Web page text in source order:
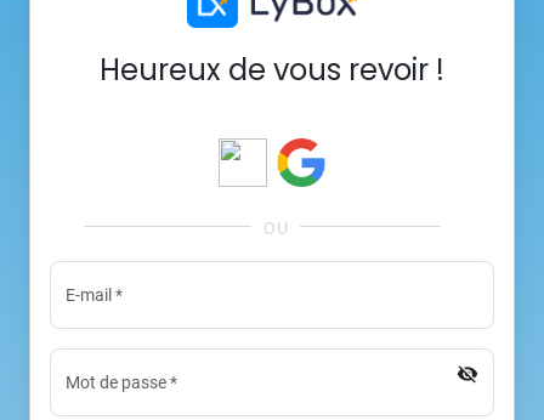
Heureux de vous revoir !
E-mail *
Mot de passe* visibility_off